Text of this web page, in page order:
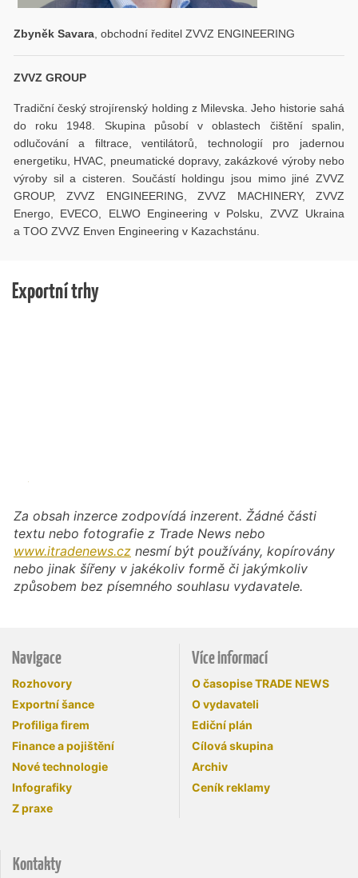
Zbyněk Savara , obchodní ředitel ZVVZ ENGINEERING
ZVVZ GROUP
Tradiční český strojírenský holding z Milevska. Jeho historie sahá
do roku 1948. Skupina působí v oblastech čištění spalin,
odlučování a filtrace, ventilátorů, technologií pro jadernou
energetiku, HVAC, pneumatické dopravy, zakázkové výroby nebo
výroby sil a cisteren. Součástí holdingu jsou mimo jiné ZVVZ
GROUP, ZVVZ ENGINEERING, ZVVZ MACHINERY, ZVVZ
Energo, EVECO, ELWO Engineering v Polsku, ZVVZ Ukraina
a TOO ZVVZ Enven Engineering v Kazachstánu.
Exportní trhy
Za obsah inzerce zodpovídá inzerent. Žádné části
textu nebo fotografie z Trade News nebo
www.itradenews.cz nesmí být používány, kopírovány
nebo jinak šířeny v jakékoliv formě či jakýmkoliv
způsobem bez písemného souhlasu vydavatele.
Navigace
Rozhovory
Exportní šance
Profiliga firem
Finance a pojištění
Nové technologie
Infografiky
Z praxe
Více informací
O časopise TRADE NEWS
O vydavateli
Ediční plán
Cílová skupina
Archiv
Ceník reklamy
Kontakty